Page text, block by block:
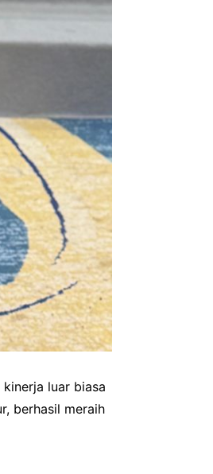
luar biasa
berhasil meraih